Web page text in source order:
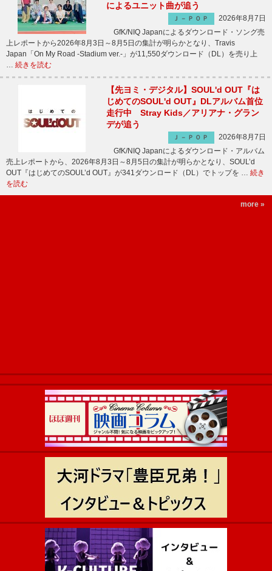
によるユニット曲が追う
Ｊ－ＰＯＰ
2026年8月7日
GfK/NIQ Japanによるダウンロード・ソング売
上レポートから2026年8月3日～8月5日の集計が明らかとなり、Travis
Japan「On My Road -Stadium ver.-」が11,550ダウンロード（DL）を売り上
… 続きを読む
【先ヨミ・デジタル】SOUL'd OUT『は
じめてのSOUL'd OUT』DLアルバム首位
走行中 Stray Kids／アリアナ・グラン
デが追う
Ｊ－ＰＯＰ
2026年8月7日
GfK/NIQ Japanによるダウンロード・アルバム
売上レポートから、2026年8月3日～8月5日の集計が明らかとなり、SOUL’d
OUT『はじめてのSOUL’d OUT』が341ダウンロード（DL）でトップを … 続き
を読む
more »